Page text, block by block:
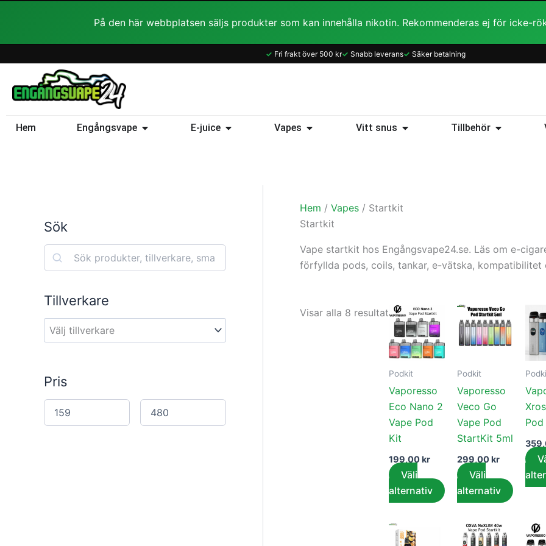
På den här webbplatsen säljs produkter som kan innehålla nikotin. Rekommenderas ej för icke-
✓ Fri frakt över 500 kr✓ Snabb leverans✓ Säker betalning
Hem Engångsvape Öppna Engångsvape
E-juice Öppna E-juiceVapes Öppna VapesVitt snus Öppna Vitt snusTillbehör Öppna
Sök
S
a
c
Tillverkare
Pris
Hem / Vapes / Startkit
Startkit
Vape startkit hos Engångsvape24.se. Läs om e-
förfyllda pods, coils, tankar, e-vätska, kompatibilitet
Visar alla 8 resultat
Sortera
Podkit
Vaporesso
Eco Nano 2
Vape Pod
Kit
199,00kr
Välj
alternativ
produkten
har
flera
varianter.
olika
alternativen
kan
väljas
på
produktsidan
Podkit
Vaporesso
Veco Go
Vape Pod
StartKit 5ml
299,00kr
Välj
alternativ
Den
flera
olika
kan
väljas
på